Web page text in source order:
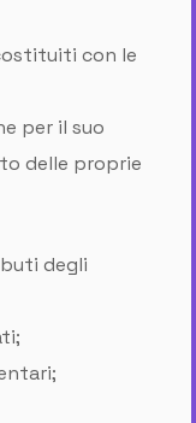
con le
per il suo
delle proprie
degli